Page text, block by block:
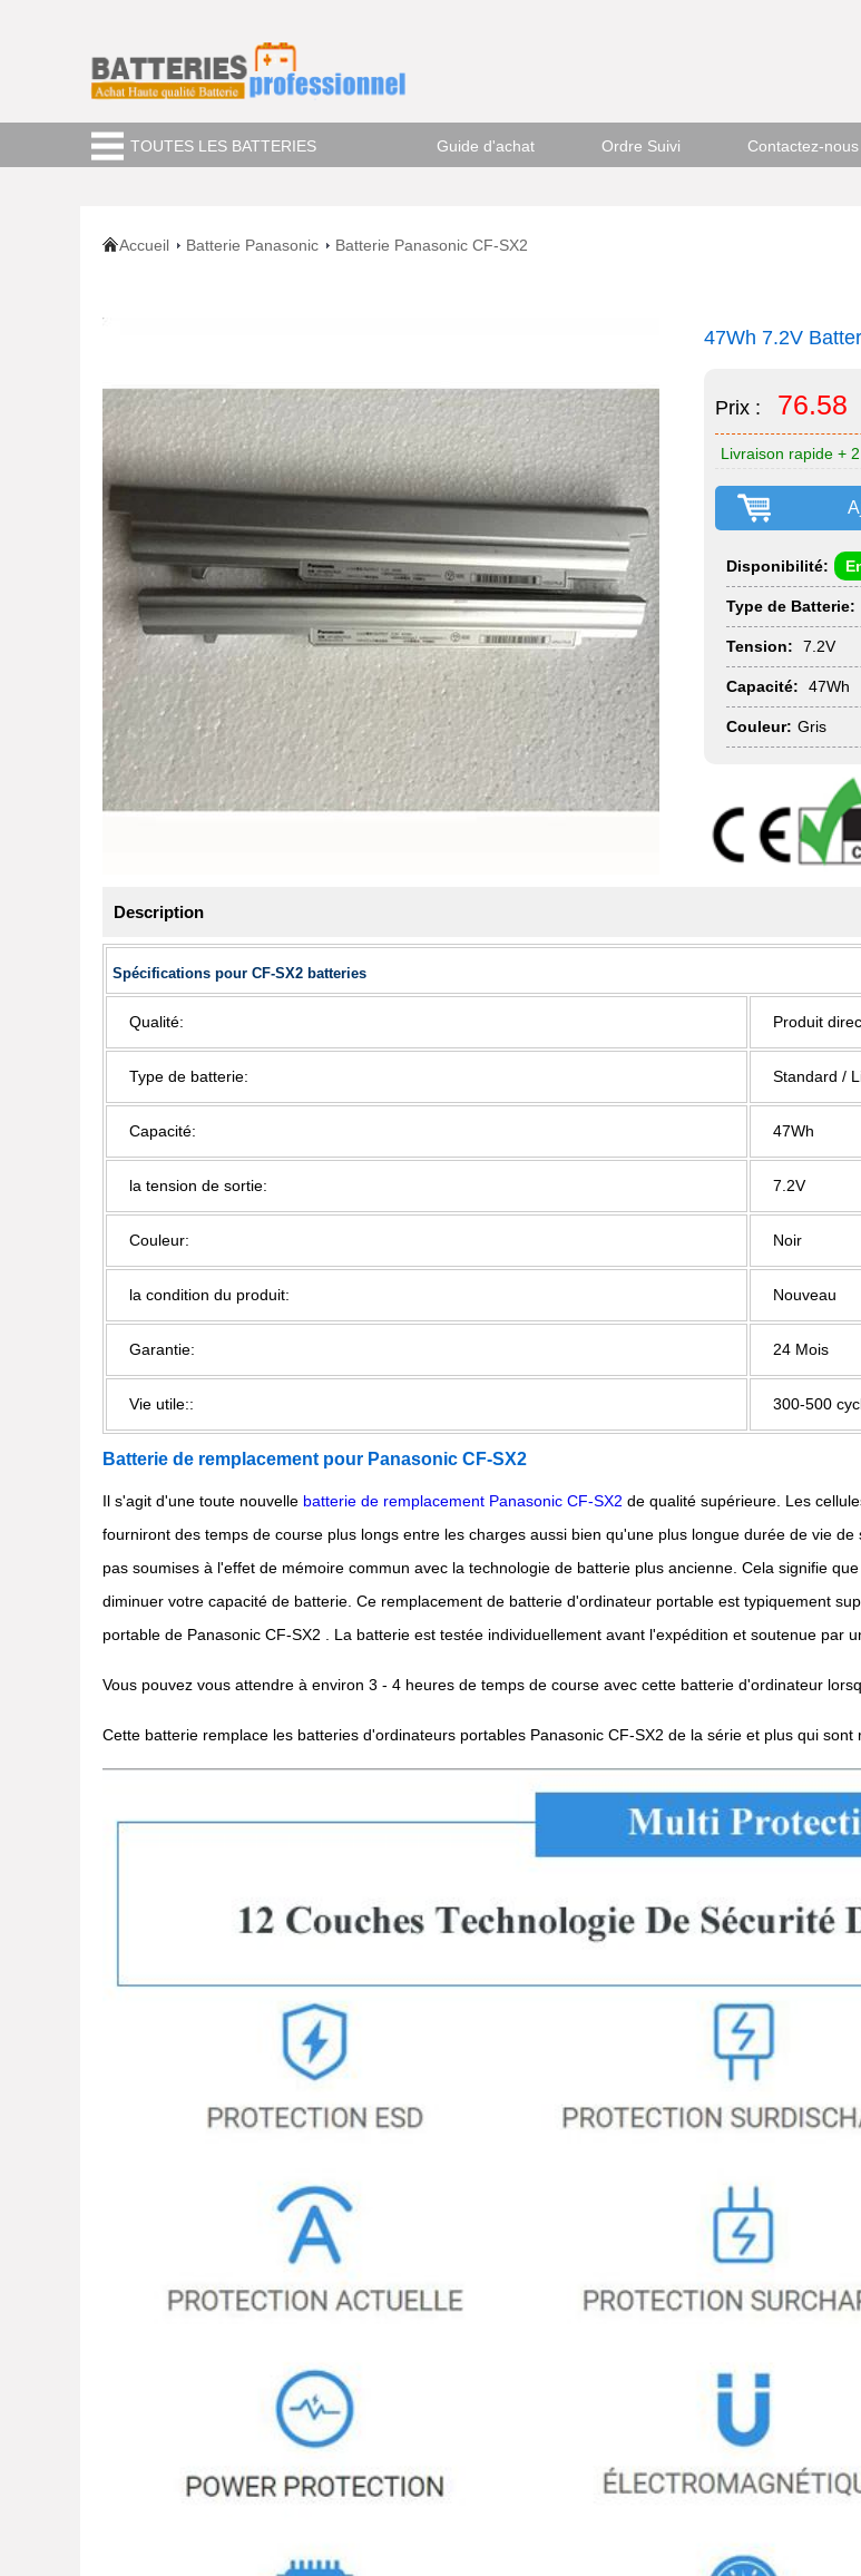
Accueil Batterie Panasonic Batterie Panasonic CF-SX2
47Wh 7.2V
Prix : 76.58
Livraison rapide +
Disponibilité:
Type de Batterie:
Tension: 7.2V
Capacité: 47Wh
Couleur: Gris
Description
Spécifications pour CF-SX2 batteries
Qualité: Produit
Type de batterie: Standard /
Capacité: 47Wh
la tension de sortie: 7.2V
Couleur: Noir
la condition du produit: Nouveau
Garantie: 24 Mois
Vie utile:: 300-500
Batterie de remplacement pour Panasonic CF-SX2
Il s'agit d'une toute nouvelle batterie de remplacement Panasonic CF-SX2 de qualité supérieure. Les
fourniront des temps de course plus longs entre les charges aussi bien qu'une plus longue durée de vie
pas soumises à l'effet de mémoire commun avec la technologie de batterie plus ancienne. Cela signifie
diminuer votre capacité de batterie. Ce remplacement de batterie d'ordinateur portable est typiquement
portable de Panasonic CF-SX2 . La batterie est testée individuellement avant l'expédition et soutenue par
Vous pouvez vous attendre à environ 3 - 4 heures de temps de course avec cette batterie d'ordinateur
Cette batterie remplace les batteries d'ordinateurs portables Panasonic CF-SX2 de la série et plus qui sont
TOUTES LES BATTERIES Guide d'achat Ordre Suivi Contactez-nous